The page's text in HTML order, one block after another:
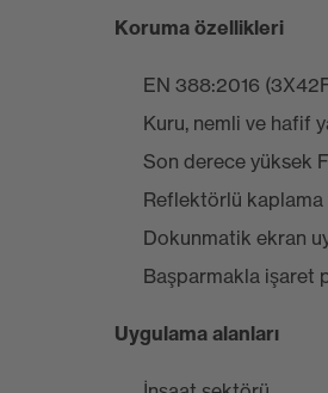
Koruma özellikleri
EN 388:2016
Kuru, nemli ve hafif
Son derece yüksek
Reflektörlü kaplama
Dokunmatik ekran
Başparmakla işaret
Uygulama alanları